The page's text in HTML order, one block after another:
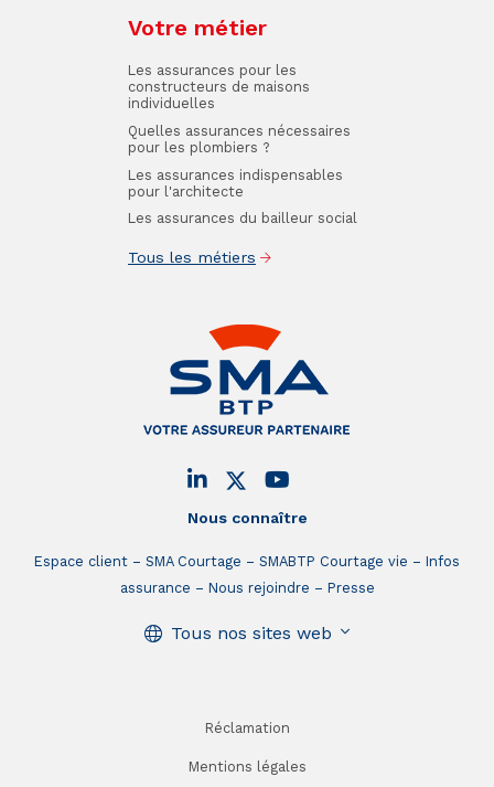
Nous connaître
Espace client SMA Courtage SMABTP Courtage vie
Infos
assurance
Nous rejoindre Presse
Tous nos sites web
Votre métier
Les assurances pour les
constructeurs de maisons
individuelles
Quelles assurances nécessaires
pour les plombiers ?
Les assurances indispensables
pour l'architecte
Les assurances du bailleur social
Tous les métiers
Réclamation
Mentions légales